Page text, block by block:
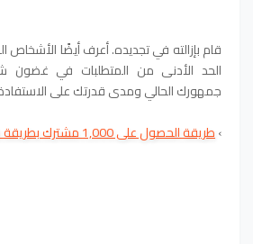
قام بإزالته في تجديده. أعرف أيضًا الأشخاص
الحد الأدنى من المتطلبات في غضون
جمهورك الحالي ومدى قدرتك على
›طريقة الحصول على 1,000 مشترك بطريقة شرعية